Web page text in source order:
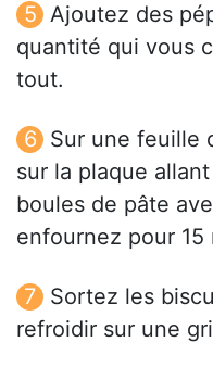
Ajoutez des
quantité qui vous
tout.
Sur une feuille
sur la plaque
boules de pâte
enfournez pour 15
Sortez les
refroidir sur une